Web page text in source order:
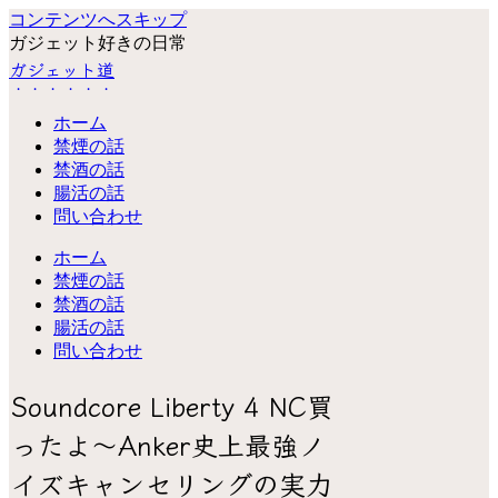
コンテンツへスキップ
ガジェット好きの日常
ガジェット道
ホーム
禁煙の話
禁酒の話
腸活の話
問い合わせ
ホーム
禁煙の話
禁酒の話
腸活の話
問い合わせ
Soundcore Liberty 4 NC買
ったよ～Anker史上最強ノ
イズキャンセリングの実力